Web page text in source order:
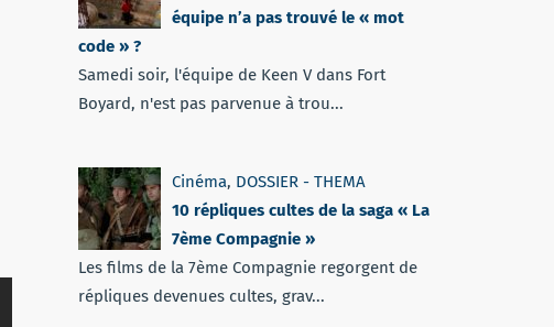
équipe n’a pas trouvé le « mot
code » ?
Samedi soir, l'équipe de Keen V dans Fort
Boyard, n'est pas parvenue à trou...
Cinéma, DOSSIER - THEMA
10 répliques cultes de la saga « La
7ème Compagnie »
Les films de la 7ème Compagnie regorgent de
répliques devenues cultes, grav...